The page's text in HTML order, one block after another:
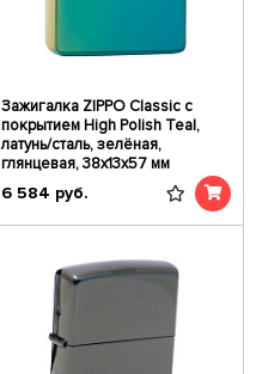
Зажигалка ZIPPO Classic с
покрытием High Polish Teal,
латунь/сталь, зелёная,
глянцевая, 38x13x57 мм
6 584 руб.